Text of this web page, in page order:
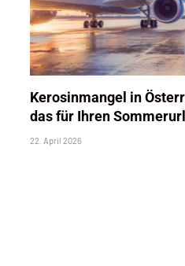
Kerosinmangel in
das für Ihren
22. April 2026